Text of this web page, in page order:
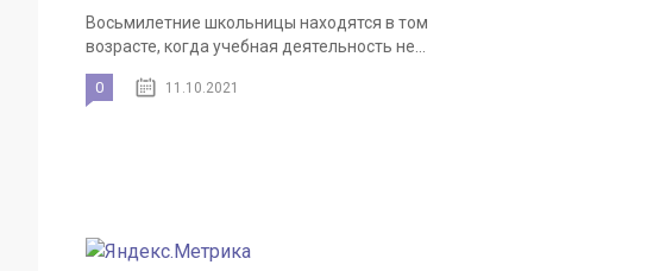
Восьмилетние школьницы находятся в том
возрасте, когда учебная деятельность не...
0 11.10.2021